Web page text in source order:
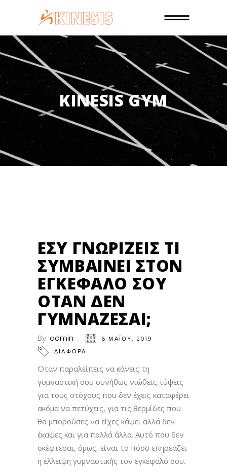
KINESIS GYM
ΕΣΎ ΓΝΩΡΊΖΕΙΣ ΤΙ
ΣΥΜΒΑΊΝΕΙ ΣΤΟΝ
ΕΓΚΈΦΑΛΌ ΣΟΥ
ΌΤΑΝ ΔΕΝ
ΓΥΜΝΆΖΕΣΑΙ;
By: admin
6 ΜΑΪ́ΟΥ, 2019
ΔΙΑΦΟΡΑ
Όταν παραλείπεις να κάνεις τη
γυμναστική σου συνήθως νιώθεις τύψεις
για τους στόχους που δεν έχεις καταφέρει
ακόμα να πετύχεις, για τις θερμίδες που
θα μπορούσες να είχες κάψει αλλά δεν
έκαψες και για πολλά άλλα. Αυτό που δεν
σκέφτεσαι, όμως, είναι το πόσο επηρεάζει
η έλλειψη γυμναστικής τον εγκέφαλό σου.